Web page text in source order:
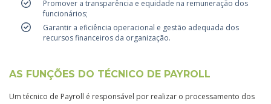
Promover a transparência e equidade na remuneração dos
funcionários;
Garantir a eficiência operacional e gestão adequada dos
recursos financeiros da organização.
AS FUNÇÕES DO TÉCNICO DE PAYROLL
Um técnico de Payroll é responsável por realizar o processamento dos